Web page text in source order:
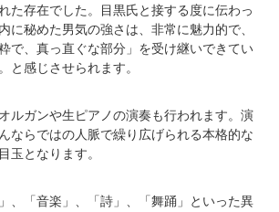
た存在でした。目黒氏と接する度に伝わっ
に秘めた男気の強さは、非常に魅力的で、
で、真っ直ぐな部分」を受け継いできてい
と感じさせられます。
ルガンや生ピアノの演奏も行われます。演
ならではの人脈で繰り広げられる本格的な
玉となります。
、「音楽」、「詩」、「舞踊」といった異